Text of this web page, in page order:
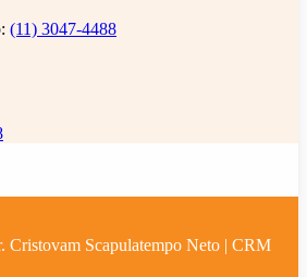
(11) 3047-4488
Cristovam Scapulatempo Neto | CRM